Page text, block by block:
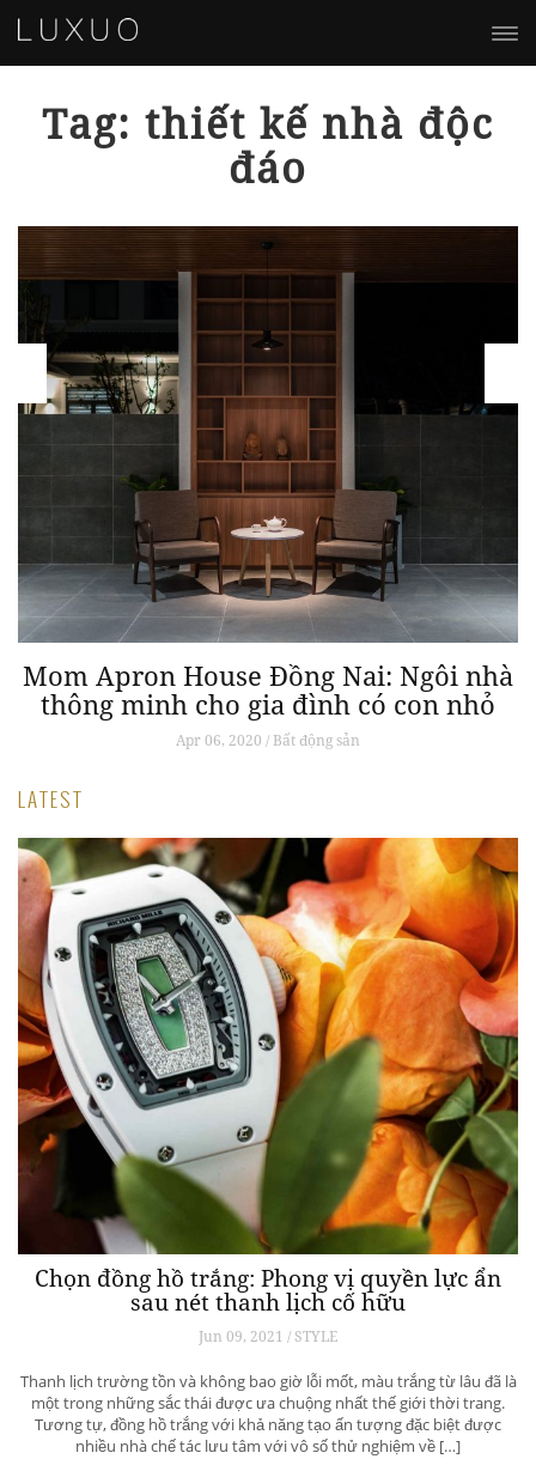
Tag: thiết kế nhà độc
đáo
Mom Apron House Đồng Nai: Ngôi nhà
thông minh cho gia đình có con nhỏ
Apr 06, 2020 / Bất động sản
LATEST
Chọn đồng hồ trắng: Phong vị quyền lực ẩn
sau nét thanh lịch cố hữu
Jun 09, 2021 / STYLE
Thanh lịch trường tồn và không bao giờ lỗi mốt, màu trắng từ lâu đã là
một trong những sắc thái được ưa chuộng nhất thế giới thời trang.
Tương tự, đồng hồ trắng với khả năng tạo ấn tượng đặc biệt được
nhiều nhà chế tác lưu tâm với vô số thử nghiệm về […]